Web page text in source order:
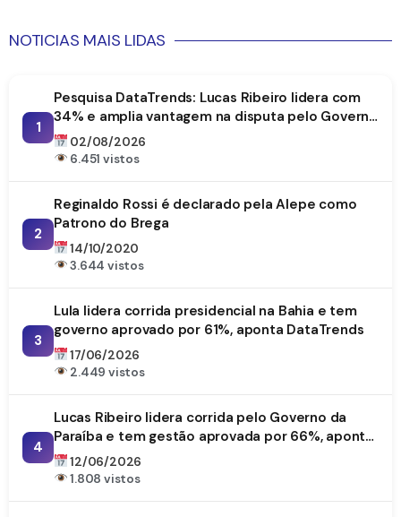
NOTICIAS MAIS LIDAS
1
Pesquisa DataTrends: Lucas Ribeiro lidera com
34% e amplia vantagem na disputa pelo Governo
da Paraíba
02/08/2026
6.451 vistos
2
Reginaldo Rossi é declarado pela Alepe como
Patrono do Brega
14/10/2020
3.644 vistos
3
Lula lidera corrida presidencial na Bahia e tem
governo aprovado por 61%, aponta DataTrends
17/06/2026
2.449 vistos
4
Lucas Ribeiro lidera corrida pelo Governo da
Paraíba e tem gestão aprovada por 66%, aponta
DataTrends
12/06/2026
1.808 vistos